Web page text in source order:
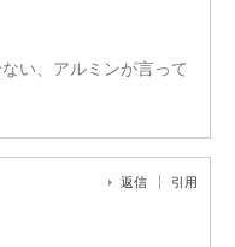
い、アルミンが言って
返信 引用